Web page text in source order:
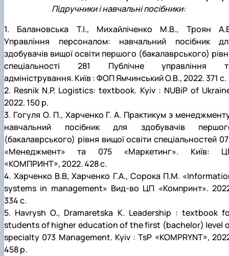
Підручники і навчальні посібники:
1. Балановська Т.І., Михайліченко М.В., Троян
Управління персоналом: навчальний посібник
здобувачів вищої освіти першого (бакалаврського)
спеціальності 281 Публічне управління
адміністрування. Київ : ФОП Ямчинський О.В., 2022. 371 с.
2. Resnik N.P. Logistics: textbook. Kyiv : NUBiP of
2022. 150 p.
3. Гогуля О. П., Харченко Г. А. Практикум з
навчальний посібник для здобувачів
(бакалаврського) рівня вищої освіти спеціальностей
«Менеджмент» та 075 «Маркетинг». Київ:
«КОМПРИНТ», 2022. 428 с.
4. Харченко В.В, Харченко Г.А., Сорока П.М.
systems in management» Вид-во ЦП «Компринт».
334 с.
5. Havrysh O., Dramaretska K. Leadership : textbook
students of higher education of the first (bachelor) level
specialty 073 Management. Kyiv : TsP «KOMPRYNT»,
458 p.